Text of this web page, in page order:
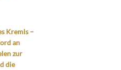
Kremls –
an
zur
die